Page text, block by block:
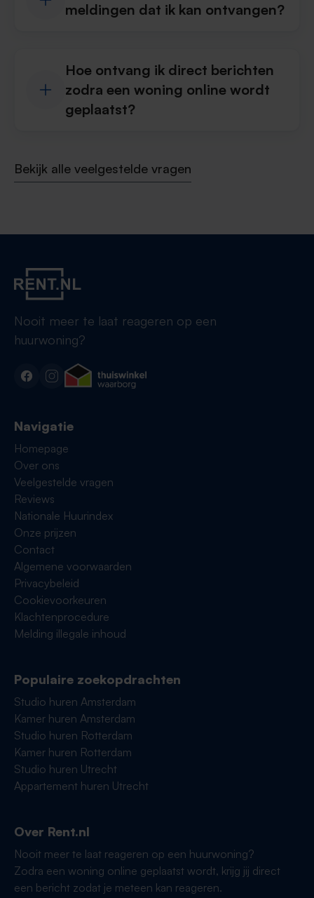
meldingen dat ik kan ontvangen?
Hoe ontvang ik direct berichten
zodra een woning online wordt
geplaatst?
Bekijk alle veelgestelde vragen
Nooit meer te laat reageren op een
huurwoning?
Navigatie
Homepage
Over ons
Veelgestelde vragen
Reviews
Nationale Huurindex
Onze prijzen
Contact
Algemene voorwaarden
Privacybeleid
Cookievoorkeuren
Klachtenprocedure
Melding illegale inhoud
Populaire zoekopdrachten
Studio huren Amsterdam
Kamer huren Amsterdam
Studio huren Rotterdam
Kamer huren Rotterdam
Studio huren Utrecht
Appartement huren Utrecht
Over Rent.nl
Nooit meer te laat reageren op een huurwoning?
Zodra een woning online geplaatst wordt, krijg jij direct
een bericht zodat je meteen kan reageren.